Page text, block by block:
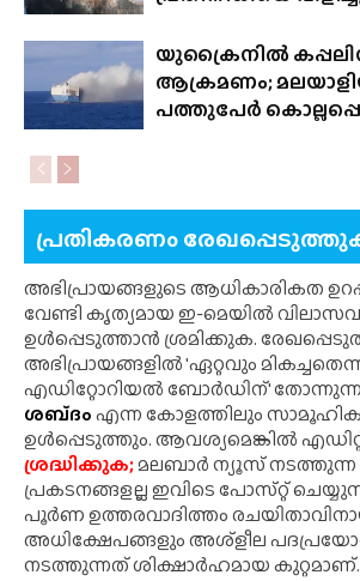
യുക്രൈനിൽ
ആക്രമണം;
പത്തുപേർ
പ്രതികരണം
അഭിപ്രായങ്ങളുടെ ആധികാരികത
വേണ്ടി കൃത്യമായ ഇ-മെയിൽ
ഉൾപ്പെടുത്താൻ ശ്രമിക്കുക.
അഭിപ്രായങ്ങളിൽ 'ഏറ്റവും
എഡിറ്റോറിയൽ ബോർഡിന്'
ശബ്‌ദംഎന്ന കോളത്തിലും സാമൂഹിക
ഉൾപ്പെടുത്തും. ആവശ്യമെങ്കിൽ
ശ്രദ്ധിക്കുക;മലബാർ ന്യൂസ് നടത്തുന്ന
പ്രകടനങ്ങളല്ല ഇവിടെ പോസ്‌റ്റ്
പൂർണ ഉത്തരവാദിത്തം
അധിക്ഷേപങ്ങളും അശ്‌ളീല
നടത്തുന്നത് ശിക്ഷാർഹമായ കുറ്റമാണ്.